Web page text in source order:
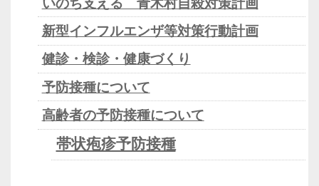
新型インフルエンザ等対策行動計画
健診・検診・健康づくり
予防接種について
高齢者の予防接種について
帯状疱疹予防接種